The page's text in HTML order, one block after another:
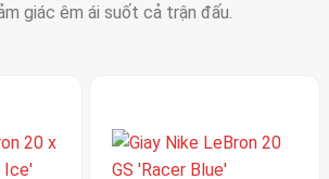
giác êm ái suốt cả trận đấu.
mang đến những cải tiến đáng kể về
hiệu suất.